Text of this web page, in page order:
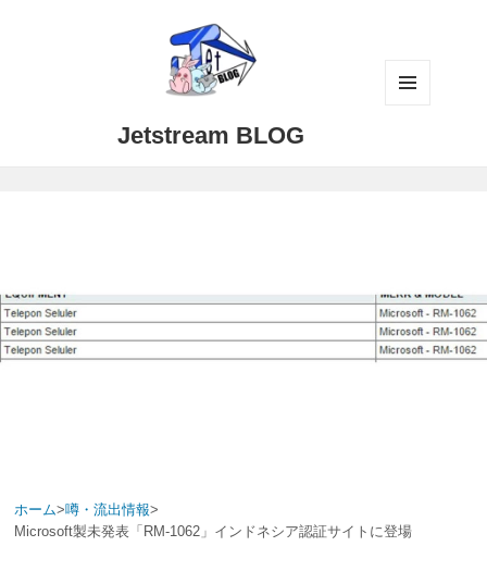
Jetstream BLOG
ホーム>噂・流出情報>
Microsoft製未発表「RM-1062」インドネシア認証サイトに登場